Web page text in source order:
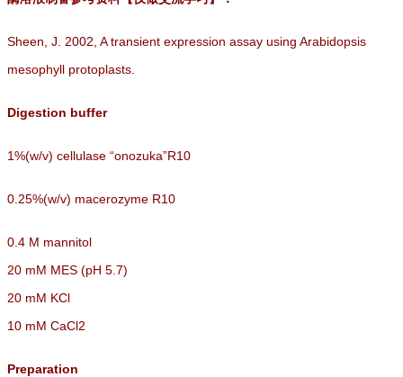
Sheen, J. 2002, A transient expression assay using Arabidopsis
mesophyll protoplasts.
Digestion buffer
1%(w/v) cellulase “onozuka”R10
0.25%(w/v) macerozyme R10
0.4 M mannitol
20 mM MES (pH 5.7)
20 mM KCl
10 mM CaCl2
Preparation